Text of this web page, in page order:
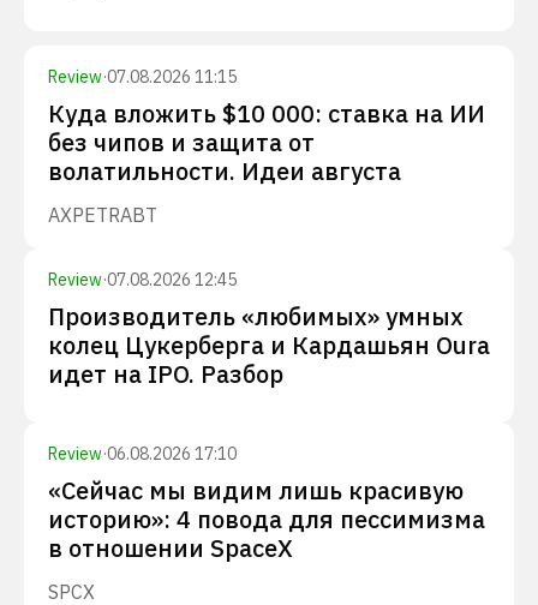
Review·07.08.2026 11:15
Куда вложить $10 000: ставка на ИИ
без чипов и защита от
волатильности. Идеи августа
AXPETRABT
Review·07.08.2026 12:45
Производитель «любимых» умных
колец Цукерберга и Кардашьян Oura
идет на IPO. Разбор
Review·06.08.2026 17:10
«Сейчас мы видим лишь красивую
историю»: 4 повода для пессимизма
в отношении SpaceX
SPCX